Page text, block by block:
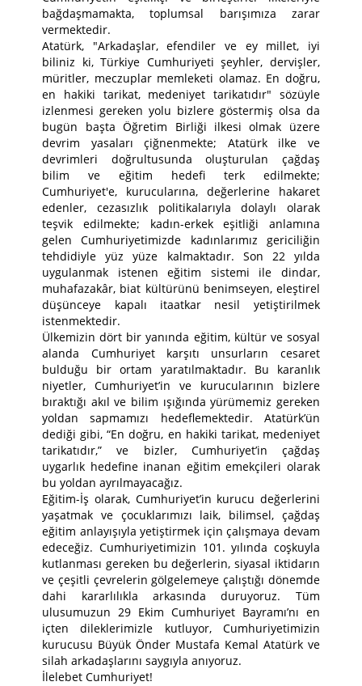
bağdaşmamakta, toplumsal barışımıza zarar
vermektedir.
Atatürk, "Arkadaşlar, efendiler ve ey millet, iyi
biliniz ki, Türkiye Cumhuriyeti şeyhler, dervişler,
müritler, meczuplar memleketi olamaz. En doğru,
en hakiki tarikat, medeniyet tarikatıdır" sözüyle
izlenmesi gereken yolu bizlere göstermiş olsa da
bugün başta Öğretim Birliği ilkesi olmak üzere
devrim yasaları çiğnenmekte; Atatürk ilke ve
devrimleri doğrultusunda oluşturulan çağdaş
bilim ve eğitim hedefi terk edilmekte;
Cumhuriyet'e, kurucularına, değerlerine hakaret
edenler, cezasızlık politikalarıyla dolaylı olarak
teşvik edilmekte; kadın-erkek eşitliği anlamına
gelen Cumhuriyetimizde kadınlarımız gericiliğin
tehdidiyle yüz yüze kalmaktadır. Son 22 yılda
uygulanmak istenen eğitim sistemi ile dindar,
muhafazakâr, biat kültürünü benimseyen, eleştirel
düşünceye kapalı itaatkar nesil yetiştirilmek
istenmektedir.
Ülkemizin dört bir yanında eğitim, kültür ve sosyal
alanda Cumhuriyet karşıtı unsurların cesaret
bulduğu bir ortam yaratılmaktadır. Bu karanlık
niyetler, Cumhuriyet’in ve kurucularının bizlere
bıraktığı akıl ve bilim ışığında yürümemiz gereken
yoldan sapmamızı hedeflemektedir. Atatürk’ün
dediği gibi, “En doğru, en hakiki tarikat, medeniyet
tarikatıdır,” ve bizler, Cumhuriyet’in çağdaş
uygarlık hedefine inanan eğitim emekçileri olarak
bu yoldan ayrılmayacağız.
Eğitim-İş olarak, Cumhuriyet’in kurucu değerlerini
yaşatmak ve çocuklarımızı laik, bilimsel, çağdaş
eğitim anlayışıyla yetiştirmek için çalışmaya devam
edeceğiz. Cumhuriyetimizin 101. yılında coşkuyla
kutlanması gereken bu değerlerin, siyasal iktidarın
ve çeşitli çevrelerin gölgelemeye çalıştığı dönemde
dahi kararlılıkla arkasında duruyoruz. Tüm
ulusumuzun 29 Ekim Cumhuriyet Bayramı’nı en
içten dileklerimizle kutluyor, Cumhuriyetimizin
kurucusu Büyük Önder Mustafa Kemal Atatürk ve
silah arkadaşlarını saygıyla anıyoruz.
İlelebet Cumhuriyet!